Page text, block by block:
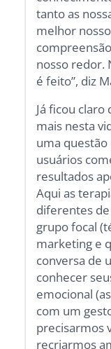
tanto as
melhor
nosso redor.
é feito”, diz
Já ficou
mais nesta
uma questão
usuários
resultados
Aqui as
diferentes
grupo focal
marketing e
conversa de
conhecer
emocional
com um
precisarmos
recriarmos